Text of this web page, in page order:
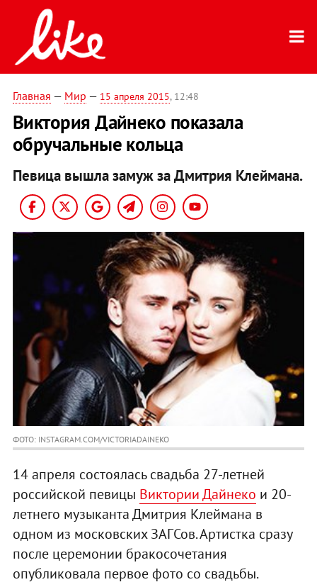
Главная — Мир — 15 апреля 2015, 12:48
Виктория Дайнеко показала
обручальные кольца
Певица вышла замуж за Дмитрия Клеймана.
ФОТО: INSTAGRAM.COM/VICTORIADAINEKO
14 апреля состоялась свадьба 27-летней
российской певицы Виктории Дайнеко и 20-
летнего музыканта Дмитрия Клеймана в
одном из московских ЗАГСов. Артистка сразу
после церемонии бракосочетания
опубликовала первое фото со свадьбы.